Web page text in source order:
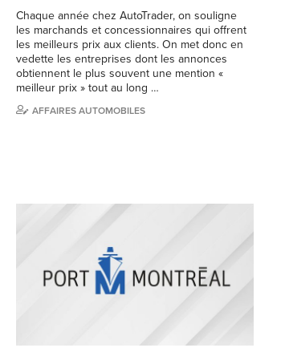
Chaque année chez AutoTrader, on souligne
les marchands et concessionnaires qui offrent
les meilleurs prix aux clients. On met donc en
vedette les entreprises dont les annonces
obtiennent le plus souvent une mention «
meilleur prix » tout au long …
AFFAIRES AUTOMOBILES